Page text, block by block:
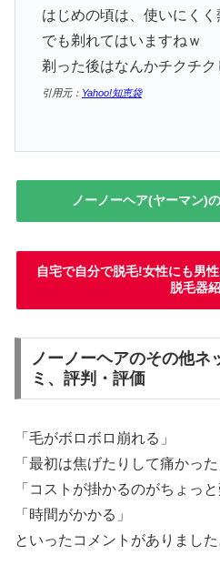
はじめの頃は、使いにくく
でも剃れてはいますねｗ
剃った後はなんかチクチク
引用元： Yahoo!知恵袋
ノーノーヘア(ヤーマン)
自宅で自分で脱毛!女性にも男
脱毛器
ノーノーヘアのその他ネ
ミ、評判・評価
「毛がボロボロ崩れる」
「最初は焦げたりして痛かった
「コストが掛かるのがちょっと
「時間がかかる」
といったコメントがありました